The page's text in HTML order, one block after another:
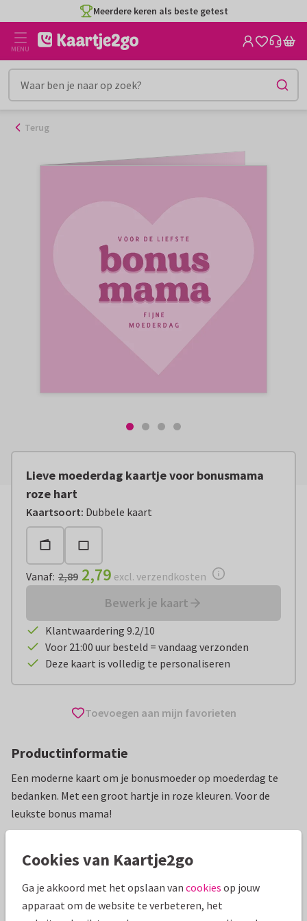
naar
inhoud
Meerdere keren als beste getest
MENU
Terug
Lieve moederdag kaartje voor bonusmama
roze hart
Kaartsoort: Dubbele kaart
Vanaf:€ 2,79 excl. verzendkosten
Vanaf: 2,89 2,79 excl. verzendkosten
Bewerk je kaart
Klantwaardering 9.2/10
Voor 21:00 uur besteld = vandaag verzonden
Deze kaart is volledig te personaliseren
Toevoegen aan mijn favorieten
Productinformatie
Een moderne kaart om je bonusmoeder op moederdag te
bedanken. Met een groot hartje in roze kleuren. Voor de
leukste bonus mama!
Moederdag kaarten Rosemarijn Plusmoeder
Cookies van Kaartje2go
Ga je akkoord met het opslaan van cookies op jouw
apparaat om de website te verbeteren, het